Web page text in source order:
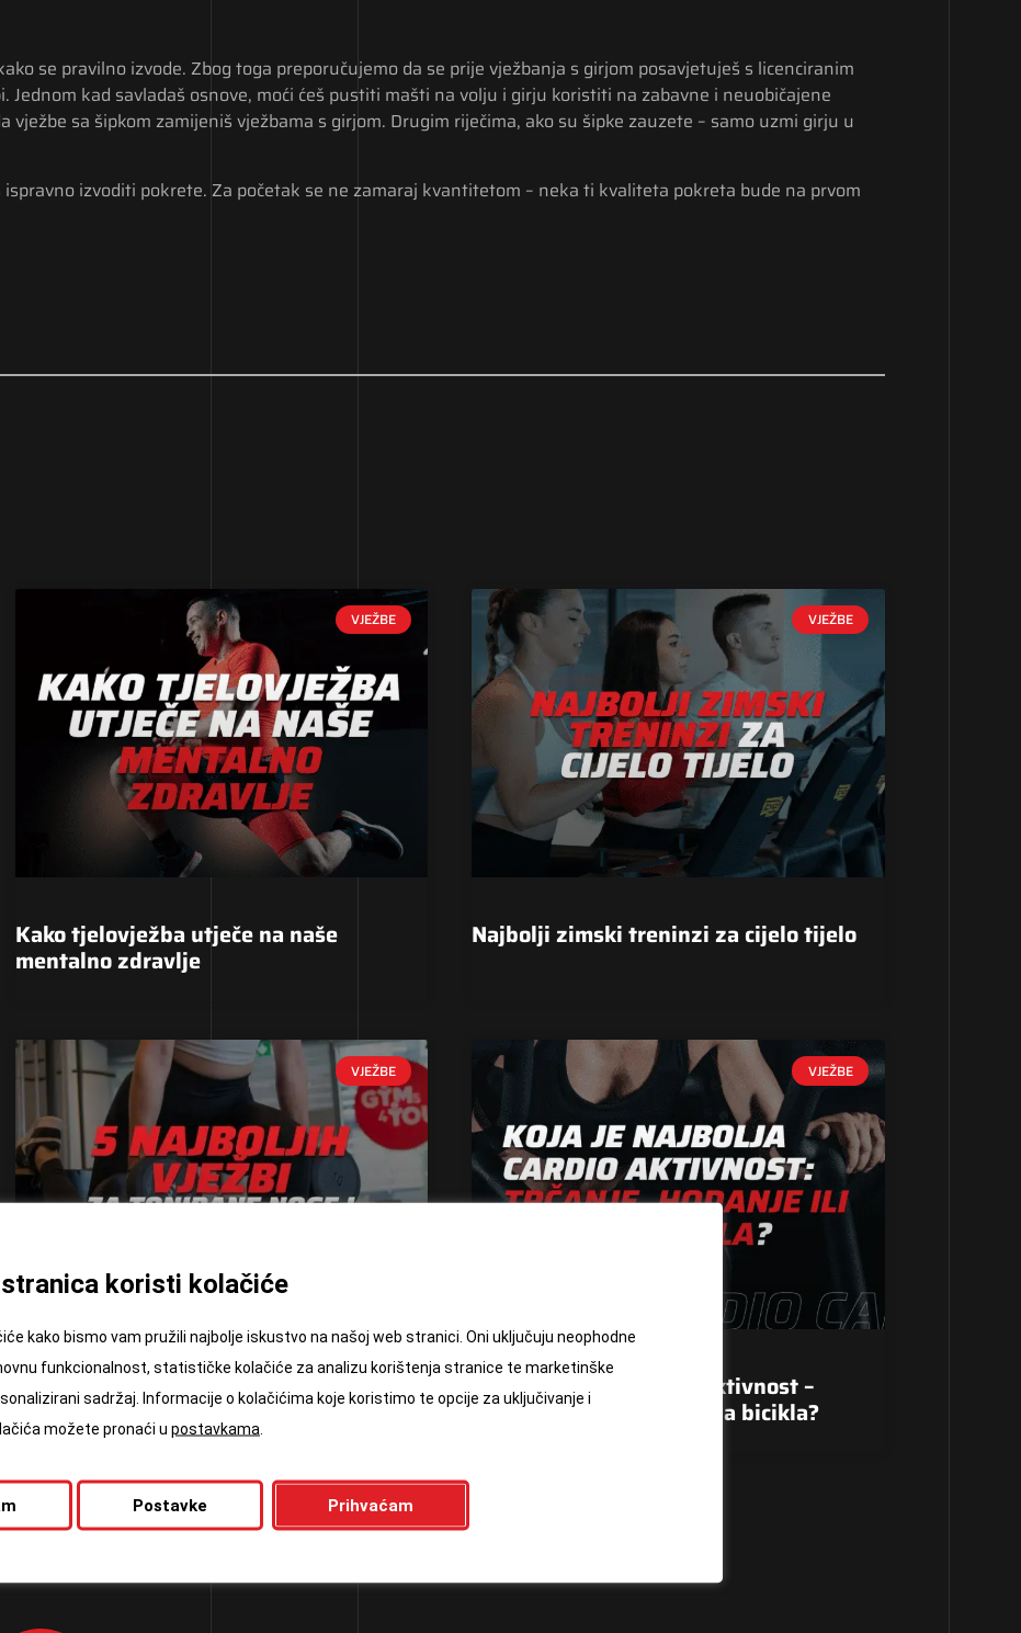
se pravilno izvode. Zbog toga preporučujemo da se prije vježbanja s girjom posavjetuješ s licenciranim
kad savladaš osnove, moći ćeš pustiti mašti na volju i girju koristiti na zabavne i neuobičajene
vježbe sa šipkom zamijeniš vježbama s girjom. Drugim riječima, ako su šipke zauzete – samo uzmi girju u
izvoditi pokrete. Za početak se ne zamaraj kvantitetom – neka ti kvaliteta pokreta bude na prvom
VJEŽBE
Kako tjelovježba utječe na naše
mentalno zdravlje
VJEŽBE
Najbolji zimski treninzi za cijelo tijelo
VJEŽBE
5 vježbi za noge i stražnjicu
VJEŽBE
Koja je najbolja cardio aktivnost –
trčanje, hodanje ili vožnja bicikla?
stranica koristi kolačiće
kako bismo vam pružili najbolje iskustvo na našoj web stranici. Oni uključuju neophodne
funkcionalnost, statističke kolačiće za analizu korištenja stranice te marketinške
sadržaj. Informacije o kolačićima koje koristimo te opcije za uključivanje i
možete pronaći u postavkama
Prihvaćam
Postavke